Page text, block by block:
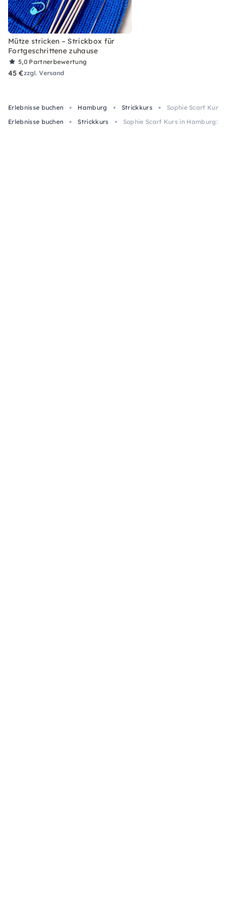
Mütze stricken – Strickbox für
Fortgeschrittene zuhause
5,0 Partnerbewertung
45 €zzgl. Versand
Erlebnisse buchen Hamburg Strickkurs
Sophie Scarf Kurs
Erlebnisse buchen
Strickkurs Sophie Scarf Kurs in Hamburg: